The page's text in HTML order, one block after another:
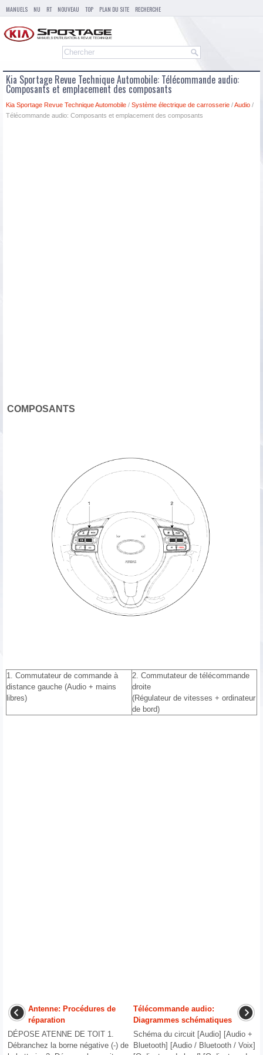
MANUELS NU RT NOUVEAU TOP PLAN DU SITE RECHERCHE
Kia Sportage Revue Technique Automobile: Télécommande audio:
Composants et emplacement des composants
Kia Sportage Revue Technique Automobile / Système électrique de carrosserie /Audio /
Télécommande audio: Composants et emplacement des composants
COMPOSANTS
1. Commutateur de commande à
distance gauche (Audio + mains
libres)
2. Commutateur de télécommande
droite
(Régulateur de vitesses + ordinateur
de bord)
Antenne: Procédures de
réparation
DÉPOSE ATENNE DE TOIT 1.
Débranchez la borne négative (-) de
Télécommande audio:
Diagrammes schématiques
Schéma du circuit [Audio] [Audio +
Bluetooth] [Audio / Bluetooth / Voix]